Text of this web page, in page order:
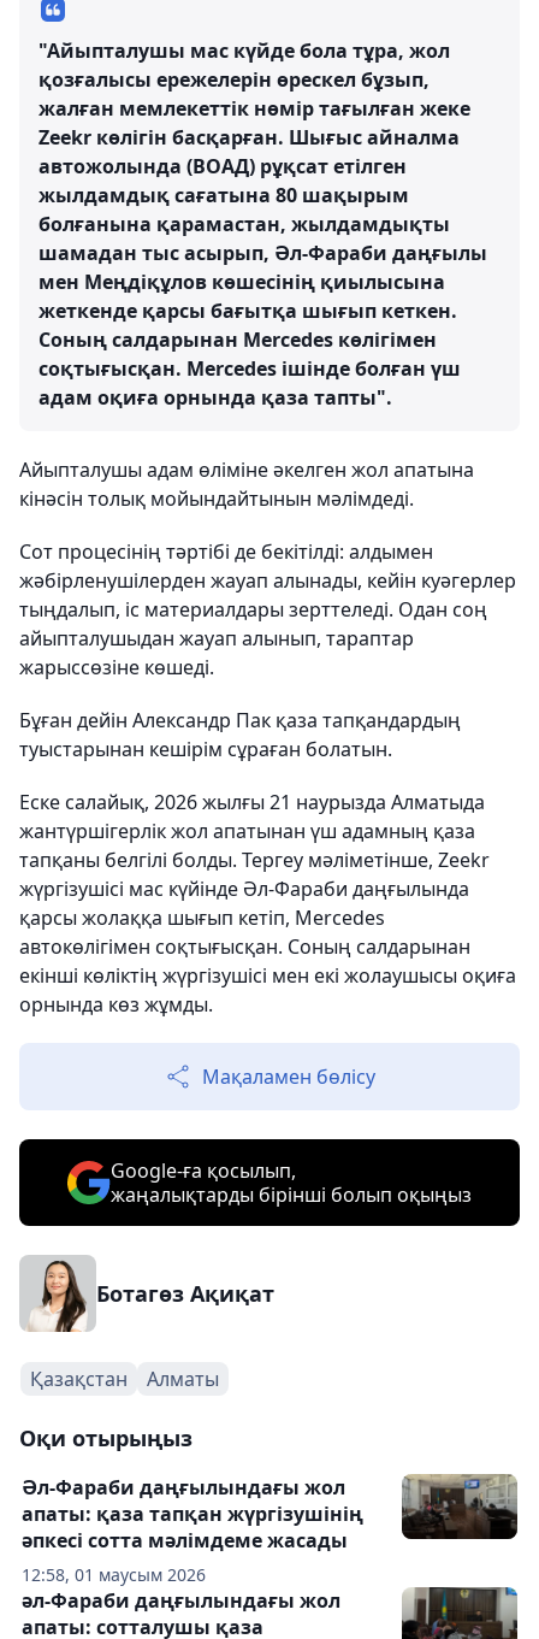
"Айыпталушы мас күйде бола тұра, жол
қозғалысы ережелерін өрескел бұзып,
жалған мемлекеттік нөмір тағылған жеке
Zeekr көлігін басқарған. Шығыс айналма
автожолында (ВОАД) рұқсат етілген
жылдамдық сағатына 80 шақырым
болғанына қарамастан, жылдамдықты
шамадан тыс асырып, Әл-Фараби даңғылы
мен Меңдіқұлов көшесінің қиылысына
жеткенде қарсы бағытқа шығып кеткен.
Соның салдарынан Mercedes көлігімен
соқтығысқан. Mercedes ішінде болған үш
адам оқиға орнында қаза тапты".
Айыпталушы адам өліміне әкелген жол апатына
кінәсін толық мойындайтынын мәлімдеді.
Сот процесінің тәртібі де бекітілді: алдымен
жәбірленушілерден жауап алынады, кейін куәгерлер
тыңдалып, іс материалдары зерттеледі. Одан соң
айыпталушыдан жауап алынып, тараптар
жарыссөзіне көшеді.
Бұған дейін Александр Пак қаза тапқандардың
туыстарынан кешірім сұраған болатын.
Еске салайық, 2026 жылғы 21 наурызда Алматыда
жантүршігерлік жол апатынан үш адамның қаза
тапқаны белгілі болды. Тергеу мәліметінше, Zeekr
жүргізушісі мас күйінде Әл-Фараби даңғылында
қарсы жолаққа шығып кетіп, Mercedes
автокөлігімен соқтығысқан. Соның салдарынан
екінші көліктің жүргізушісі мен екі жолаушысы оқиға
орнында көз жұмды.
Мақаламен бөлісу
Google-ға қосылып,
жаңалықтарды бірінші болып оқыңыз
Ботагөз Ақиқат
Қазақстан Алматы
Оқи отырыңыз
12:58, 01 маусым 2026
Әл-Фараби даңғылындағы жол
апаты: қаза тапқан жүргізушінің
әпкесі сотта мәлімдеме жасады
әл-Фараби даңғылындағы жол
апаты: сотталушы қаза